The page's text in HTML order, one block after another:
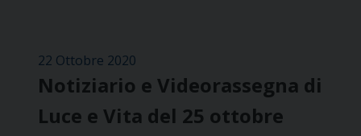
22 Ottobre 2020
Notiziario e Videorassegna di
Luce e Vita del 25 ottobre